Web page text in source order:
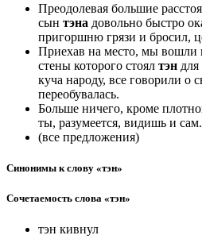
Преодолевая большие
сын тэна довольно быстро
пригоршню грязи и бросил,
Приехав на место, мы вошли
стены которого стоял тэн
куча народу, все говорили о
переобувалась.
Больше ничего, кроме
ты, разумеется, видишь и сам.
(все предложения)
Синонимы к слову «тэн»
Сочетаемость слова «тэн»
тэн кивнул